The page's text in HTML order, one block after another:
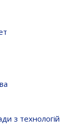
з технологій